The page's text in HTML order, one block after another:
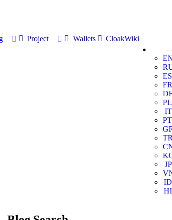
Project Wallets
CloakWiki
ES
FR
PL
IT
PT
JP
ID
HI